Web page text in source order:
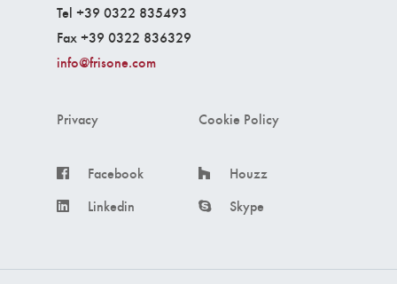
Tel +39 0322 835493
Fax +39 0322 836329
info@frisone.com
Privacy Cookie Policy
Facebook
Houzz
Linkedin
Skype